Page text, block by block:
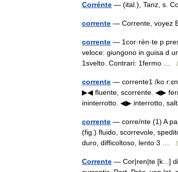
Corrénte — (ital.), Tanz, s.
corrente — Corrente, voyez
corrente — 1cor·rèn·te
veloce: giungono in guisa d
1svelto. Contrari: 1fermo …
corrente — corrente1 /ko
▶◀ fluente, scorrente. ◀▶
ininterrotto. ◀▶ interrotto,
corrente — corre/nte (1) A
(fig.) fluido, scorrevole,
duro, difficoltoso, lento 3 …
Corrente — Cor|ren|te [k...]